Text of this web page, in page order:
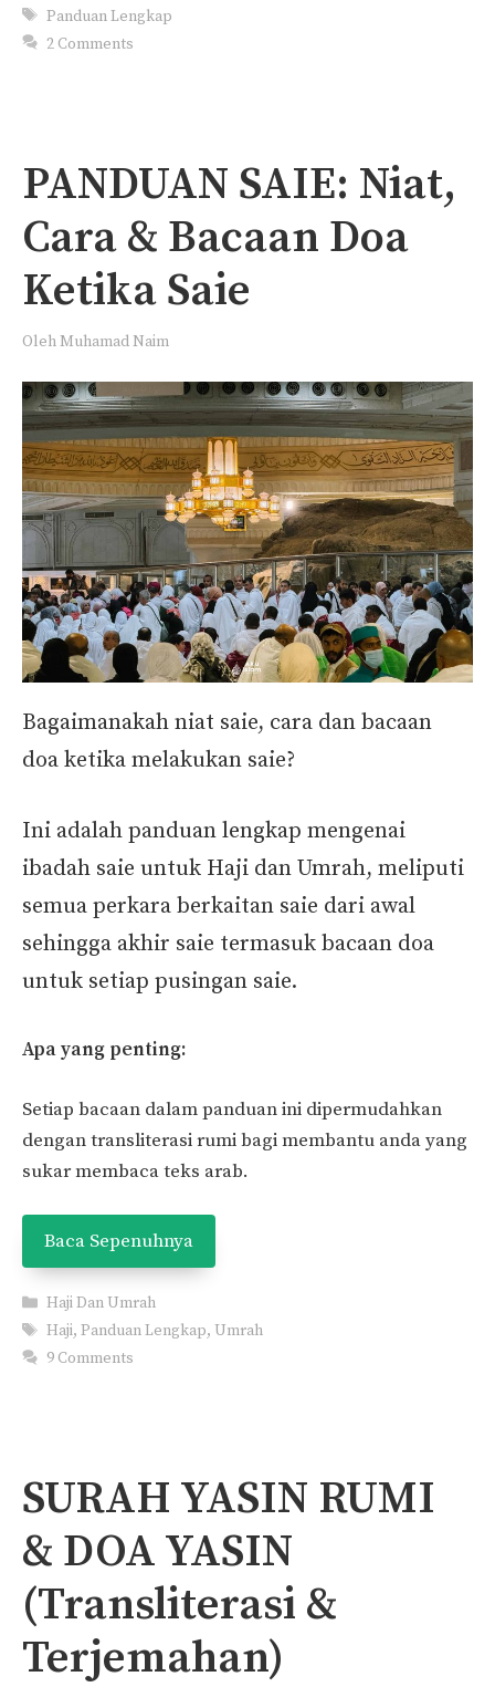
Tags
Panduan Lengkap
2 Comments
PANDUAN SAIE: Niat,
Cara & Bacaan Doa
Ketika Saie
OlehMuhamad Naim
Bagaimanakah niat saie, cara dan bacaan
doa ketika melakukan saie?
Ini adalah panduan lengkap mengenai
ibadah saie untuk Haji dan Umrah, meliputi
semua perkara berkaitan saie dari awal
sehingga akhir saie termasuk bacaan doa
untuk setiap pusingan saie.
Apa yang penting:
Setiap bacaan dalam panduan ini dipermudahkan
dengan transliterasi rumi bagi membantu anda yang
sukar membaca teks arab.
Baca Sepenuhnya
Categories
Haji Dan Umrah
Tags
Haji,Panduan Lengkap,Umrah
9 Comments
SURAH YASIN RUMI
& DOA YASIN
(Transliterasi &
Terjemahan)